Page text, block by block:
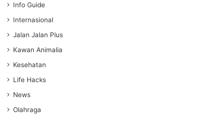
Info Guide
Internasional
Jalan Jalan Plus
Kawan Animalia
Kesehatan
Life Hacks
News
Olahraga